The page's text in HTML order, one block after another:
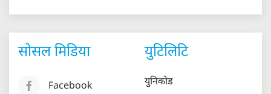
सोसल मिडिया
Facebook
युटिलिटि
युनिकोड